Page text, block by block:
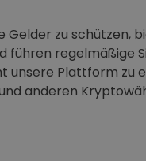
Gelder zu schützen,
führen regelmäßige
unsere Plattform zu
anderen